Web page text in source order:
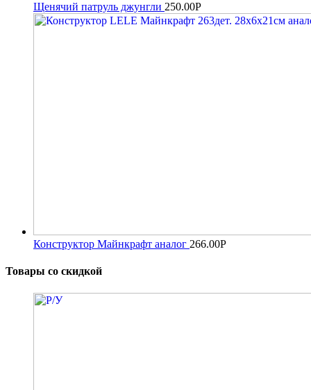
Щенячий патруль джунгли 250.00Р
Конструктор Майнкрафт аналог 266.00Р
Товары со скидкой